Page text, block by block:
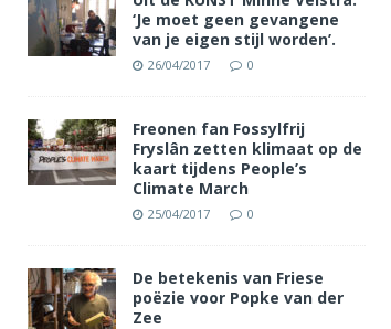
‘Je moet geen gevangene
van je eigen stijl worden’.
26/04/2017 0
Freonen fan Fossylfrij
Fryslân zetten klimaat op de
kaart tijdens People’s
Climate March
25/04/2017 0
De betekenis van Friese
poëzie voor Popke van der
Zee